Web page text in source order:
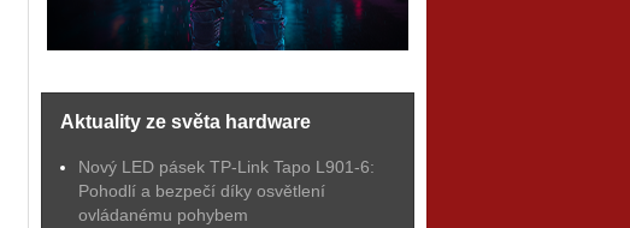
Aktuality ze světa hardware
Nový LED pásek TP-Link Tapo L901-6:
Pohodlí a bezpečí díky osvětlení
ovládanému pohybem